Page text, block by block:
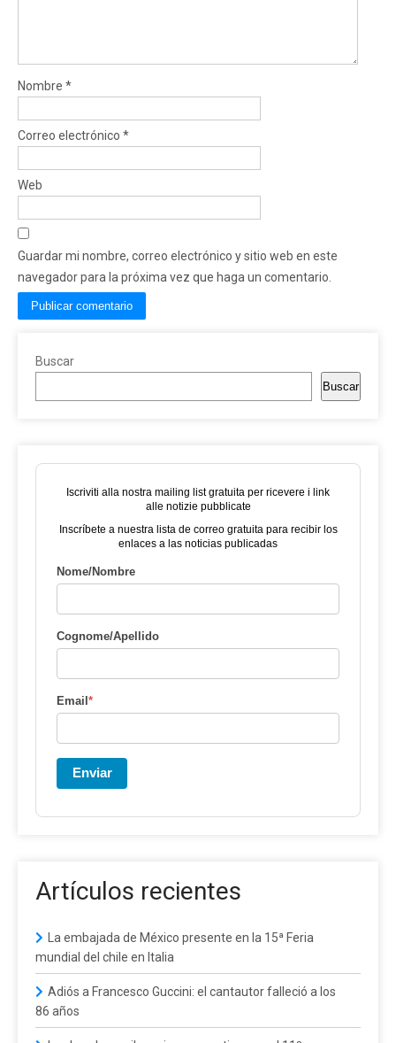
Nombre *
Correo electrónico *
Web
Guardar mi nombre, correo electrónico y sitio web en este
navegador para la próxima vez que haga un comentario.
Buscar
Buscar
Iscriviti alla nostra mailing list gratuita per ricevere i link
alle notizie pubblicate
Inscríbete a nuestra lista de correo gratuita para recibir los
enlaces a las noticias publicadas
Nome/Nombre
Cognome/Apellido
Email*
Enviar
Artículos recientes
La embajada de México presente en la 15ª Feria
mundial del chile en Italia
Adiós a Francesco Guccini: el cantautor falleció a los
86 años